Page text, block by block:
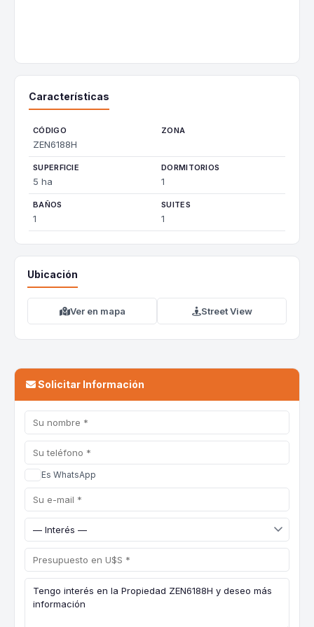
Características
CÓDIGO
ZEN6188H
ZONA
SUPERFICIE
5 ha
DORMITORIOS
1
BAÑOS
1
SUITES
1
Ubicación
Ver en mapa Street View
Solicitar Información
Es WhatsApp